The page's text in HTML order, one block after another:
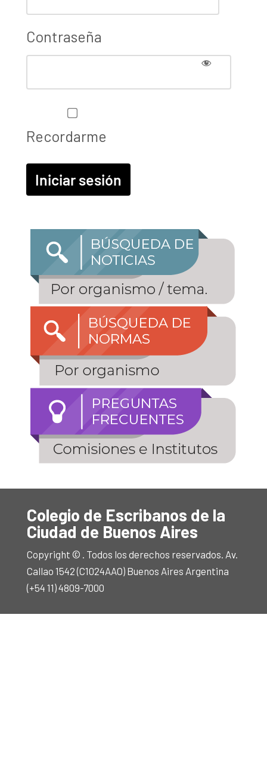
Contraseña
Recordarme
Colegio de Escribanos de la
Ciudad de Buenos Aires
Copyright © . Todos los derechos reservados. Av.
Callao 1542 (C1024AAO) Buenos Aires Argentina
(+54 11) 4809-7000